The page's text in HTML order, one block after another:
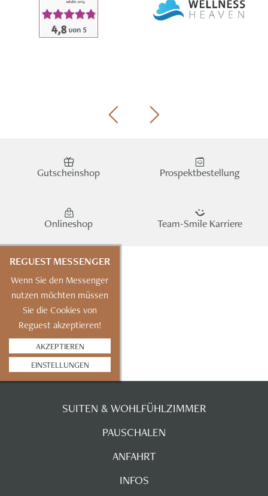
Gutscheinshop Prospektbestellung
Onlineshop Team-Smile Karriere
REGUEST MESSENGER
Wenn Sie den Messenger
nutzen möchten müssen
Sie die Cookies von
Reguest akzeptieren!
AKZEPTIEREN
EINSTELLUNGEN
SUITEN & WOHLFÜHLZIMMER
PAUSCHALEN
ANFAHRT
INFOS